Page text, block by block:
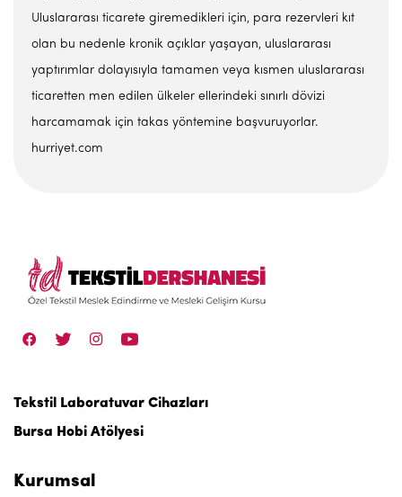
Uluslararası ticarete giremedikleri için, para rezervleri kıt
olan bu nedenle kronik açıklar yaşayan, uluslararası
yaptırımlar dolayısıyla tamamen veya kısmen uluslararası
ticaretten men edilen ülkeler ellerindeki sınırlı dövizi
harcamamak için takas yöntemine başvuruyorlar.
hurriyet.com
Tekstil Laboratuvar Cihazları
Bursa Hobi Atölyesi
Kurumsal